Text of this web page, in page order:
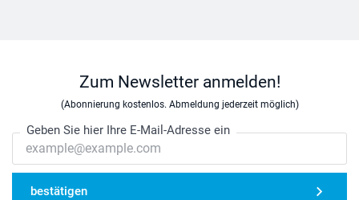
Zum Newsletter anmelden!
(Abonnierung kostenlos. Abmeldung jederzeit möglich)
Geben Sie hier Ihre E-Mail-Adresse ein
bestätigen